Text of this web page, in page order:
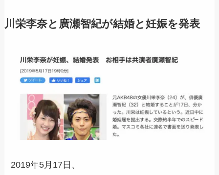
川栄李奈と廣瀬智紀が結婚と妊娠を発表
2019年5月17日、